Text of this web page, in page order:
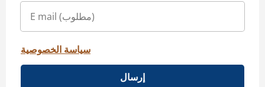
سياسة الخصوصية
إرسال